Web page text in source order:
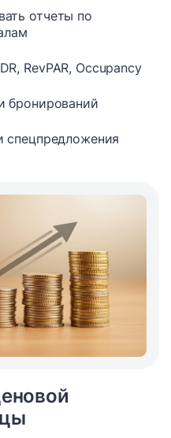
отчеты по
RevPAR, Occupancy
бронирований
спецпредложения